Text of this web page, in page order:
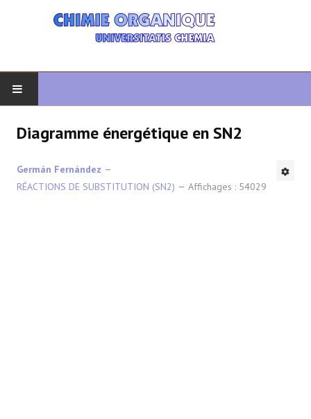
ORGANIQUE AVANCÉ
Diagramme énergétique en SN2
Germán Fernández
RÉACTIONS DE SUBSTITUTION (SN2)
Affichages : 54029